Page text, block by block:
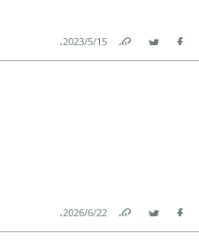
Facebook
Twitter
Link
15‏/5‏/2023
.
Facebook
Twitter
Link
22‏/6‏/2026
.